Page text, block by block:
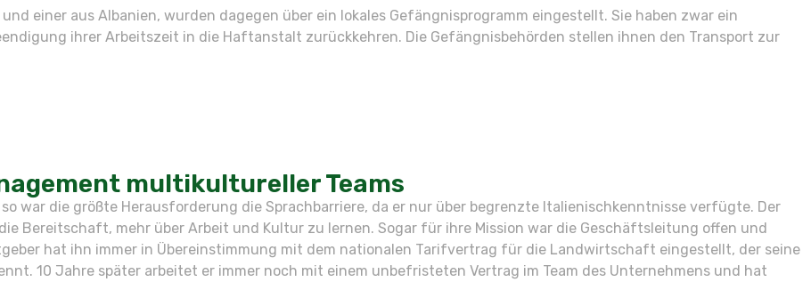
einer aus Albanien, wurden dagegen über ein lokales Gefängnisprogramm eingestellt. Sie haben zwar ein
ihrer Arbeitszeit in die Haftanstalt zurückkehren. Die Gefängnisbehörden stellen ihnen den Transport zur
multikultureller Teams
war die größte Herausforderung die Sprachbarriere, da er nur über begrenzte Italienischkenntnisse verfügte. Der
Bereitschaft, mehr über Arbeit und Kultur zu lernen. Sogar für ihre Mission war die Geschäftsleitung offen und
hat ihn immer in Übereinstimmung mit dem nationalen Tarifvertrag für die Landwirtschaft eingestellt, der seine
10 Jahre später arbeitet er immer noch mit einem unbefristeten Vertrag im Team des Unternehmens und hat